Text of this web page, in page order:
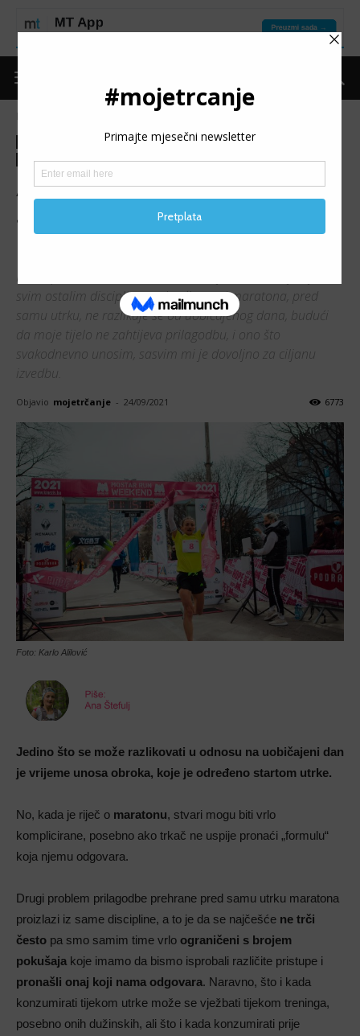
Dnevnik jednog trkača Put do forme
Ishrana/Suplementacija
Trening
ANA ŠTEFULJ / DNEVNIK
JEDNOG TRKAČA: Što jesti
Način prehrane, odnosno što i kada jedem, kada je riječ o
svim ostalim disciplinama kraćima od maratona, pred
samu utrku, ne razlikuje se od uobičajenog dana, budući
da moje tijelo ne zahtijeva prilagodbu, i ono što
svakodnevno unosim, sasvim mi je dovoljno za ciljanu
izvedbu.
Objavio mojetrčanje - 24/09/2021 6773
Foto: Karlo Alilović
Jedino što se može razlikovati u odnosu na uobičajeni dan
je vrijeme unosa obroka, koje je određeno startom utrke.
No, kada je riječ o maratonu, stvari mogu biti vrlo
komplicirane, posebno ako trkač ne uspije pronaći „formulu“
koja njemu odgovara.
Drugi problem prilagodbe prehrane pred samu utrku maratona
proizlazi iz same discipline, a to je da se najčešće ne trči
često pa smo samim time vrlo ograničeni s brojem
pokušaja koje imamo da bismo isprobali različite pristupe i
pronašli onaj koji nama odgovara. Naravno, što i kada
konzumirati tijekom utrke može se vježbati tijekom treninga,
posebno onih dužinskih, ali što i kada konzumirati prije